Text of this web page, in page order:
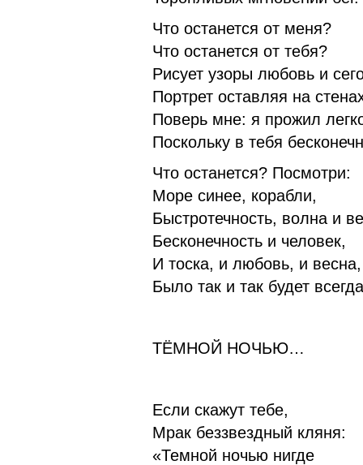
Что останется от меня?
Что останется от тебя?
Рисует узоры любовь и
Портрет оставляя на
Поверь мне: я прожил
Поскольку в тебя
Что останется? Посмотри:
Море синее, корабли,
Быстротечность, волна и
Бесконечность и человек,
И тоска, и любовь, и весна,
Было так и так будет
ТЁМНОЙ НОЧЬЮ…
Если скажут тебе,
Мрак беззвездный кляня:
«Темной ночью нигде